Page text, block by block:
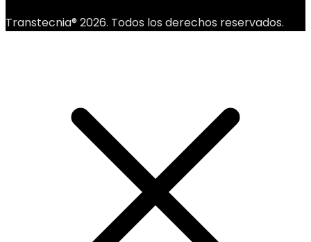
Transtecnia® 2026. Todos los derechos reservados.